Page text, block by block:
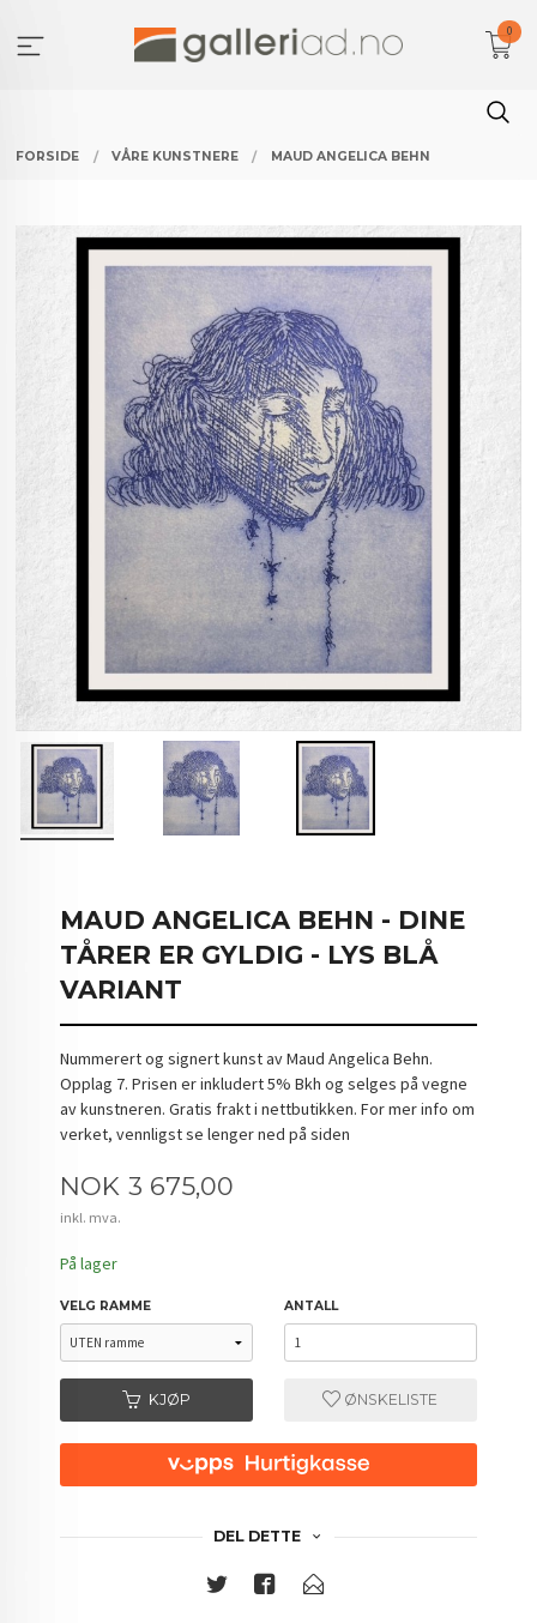
innholdet
0
FORSIDE VÅRE KUNSTNERE MAUD ANGELICA BEHN
MAUD ANGELICA BEHN - DINE
TÅRER ER GYLDIG - LYS BLÅ
VARIANT
Nummerert og signert kunst av Maud Angelica Behn.
Opplag 7. Prisen er inkludert 5% Bkh og selges på vegne
av kunstneren. Gratis frakt i nettbutikken. For mer info om
verket, vennligst se lenger ned på siden
Pris
NOK 3 675,00
inkl. mva.
På lager
VELG RAMME ANTALL
KJØP ØNSKELISTE
DEL DETTE